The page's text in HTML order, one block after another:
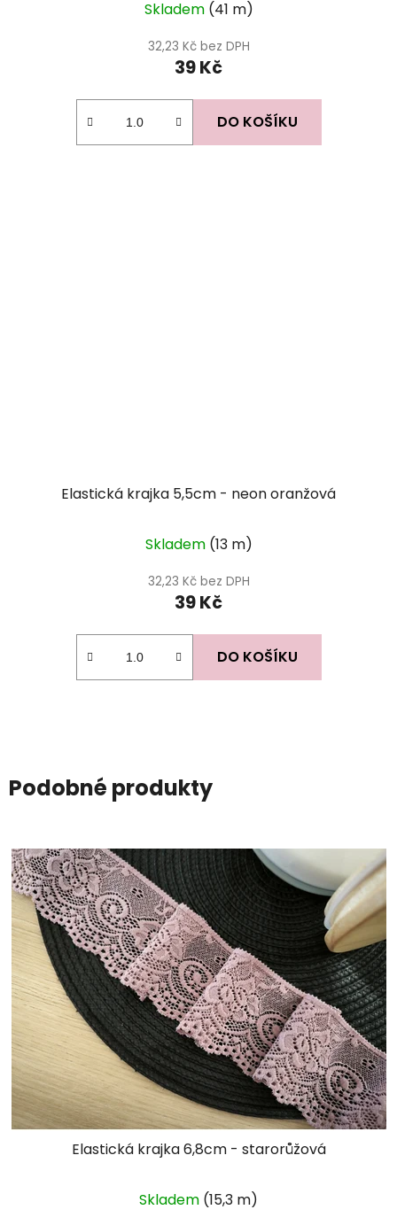
Skladem (41 m)
32,23 Kč bez DPH
39 Kč
DO KOŠÍKU
Elastická krajka 5,5cm - neon oranžová
Skladem (13 m)
32,23 Kč bez DPH
39 Kč
DO KOŠÍKU
Podobné produkty
Elastická krajka 6,8cm - starorůžová
Skladem (15,3 m)